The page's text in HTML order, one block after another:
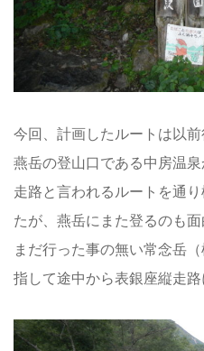
今回、計画したルートは以
燕岳の登山口である中房温
走路と言われるルートを通
たが、燕岳にまた登るのも
まだ行った事の無い常念岳
指して途中から表銀座縦走路